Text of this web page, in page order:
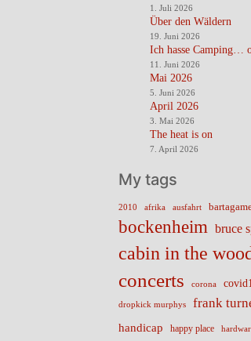
1. Juli 2026
Über den Wäldern
19. Juni 2026
Ich hasse Camping…
11. Juni 2026
Mai 2026
5. Juni 2026
April 2026
3. Mai 2026
The heat is on
7. April 2026
My tags
2010 afrika ausfahrt
bockenheim bruce
cabin in the
concerts
corona
dropkick murphys frank
handicap
happy place